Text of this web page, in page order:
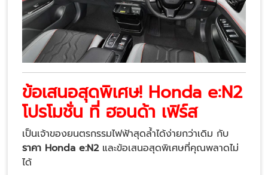
ข้อเสนอสุดพิเศษ! Honda e:N2
โปรโมชั่น ที่ ฮอนด้า เฟิร์ส
เป็นเจ้าของยนตรกรรมไฟฟ้าสุดล้ำได้ง่ายกว่าเดิม กับ
ราคา Honda e:N2และข้อเสนอสุดพิเศษที่คุณพลาดไม่
ได้